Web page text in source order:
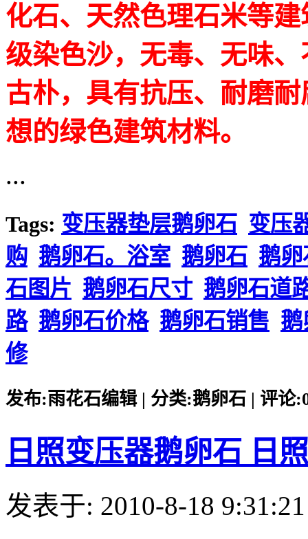
化石、天然色理石米等
级染色沙，无毒、无味
古朴，具有抗压、耐磨
想的绿色建筑材料。
...
Tags: 变压器垫层鹅卵石 变压
购 鹅卵石。浴室 鹅卵石 鹅
石图片 鹅卵石尺寸 鹅卵石道
路 鹅卵石价格 鹅卵石销售 鹅
修
发布:雨花石编辑 | 分类:鹅卵石 | 评论
日照变压器鹅卵石 日
发表于: 2010-8-18 9:31:21